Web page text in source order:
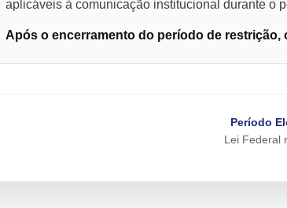
aplicáveis à comunicação institucional durante o
Após o encerramento do período de
Período
Lei Federal